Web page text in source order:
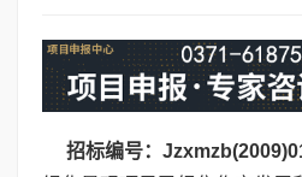
招标编号：